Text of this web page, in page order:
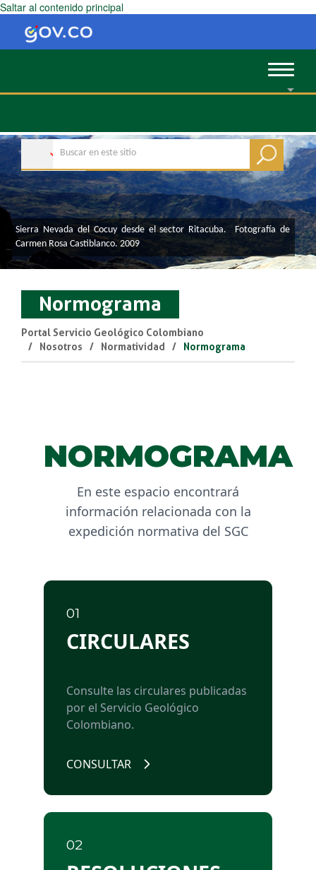
Saltar al contenido principal
Toggle
​​​​​​​​​​​​​​​​​​​​​​Sierra Nevada del Cocuy desde el sector Ritacuba. Fotografía de
Carmen Rosa Castiblanco. 2009
Normograma
Portal Servicio Geológico Colombiano
Nosotros
Normatividad Normograma